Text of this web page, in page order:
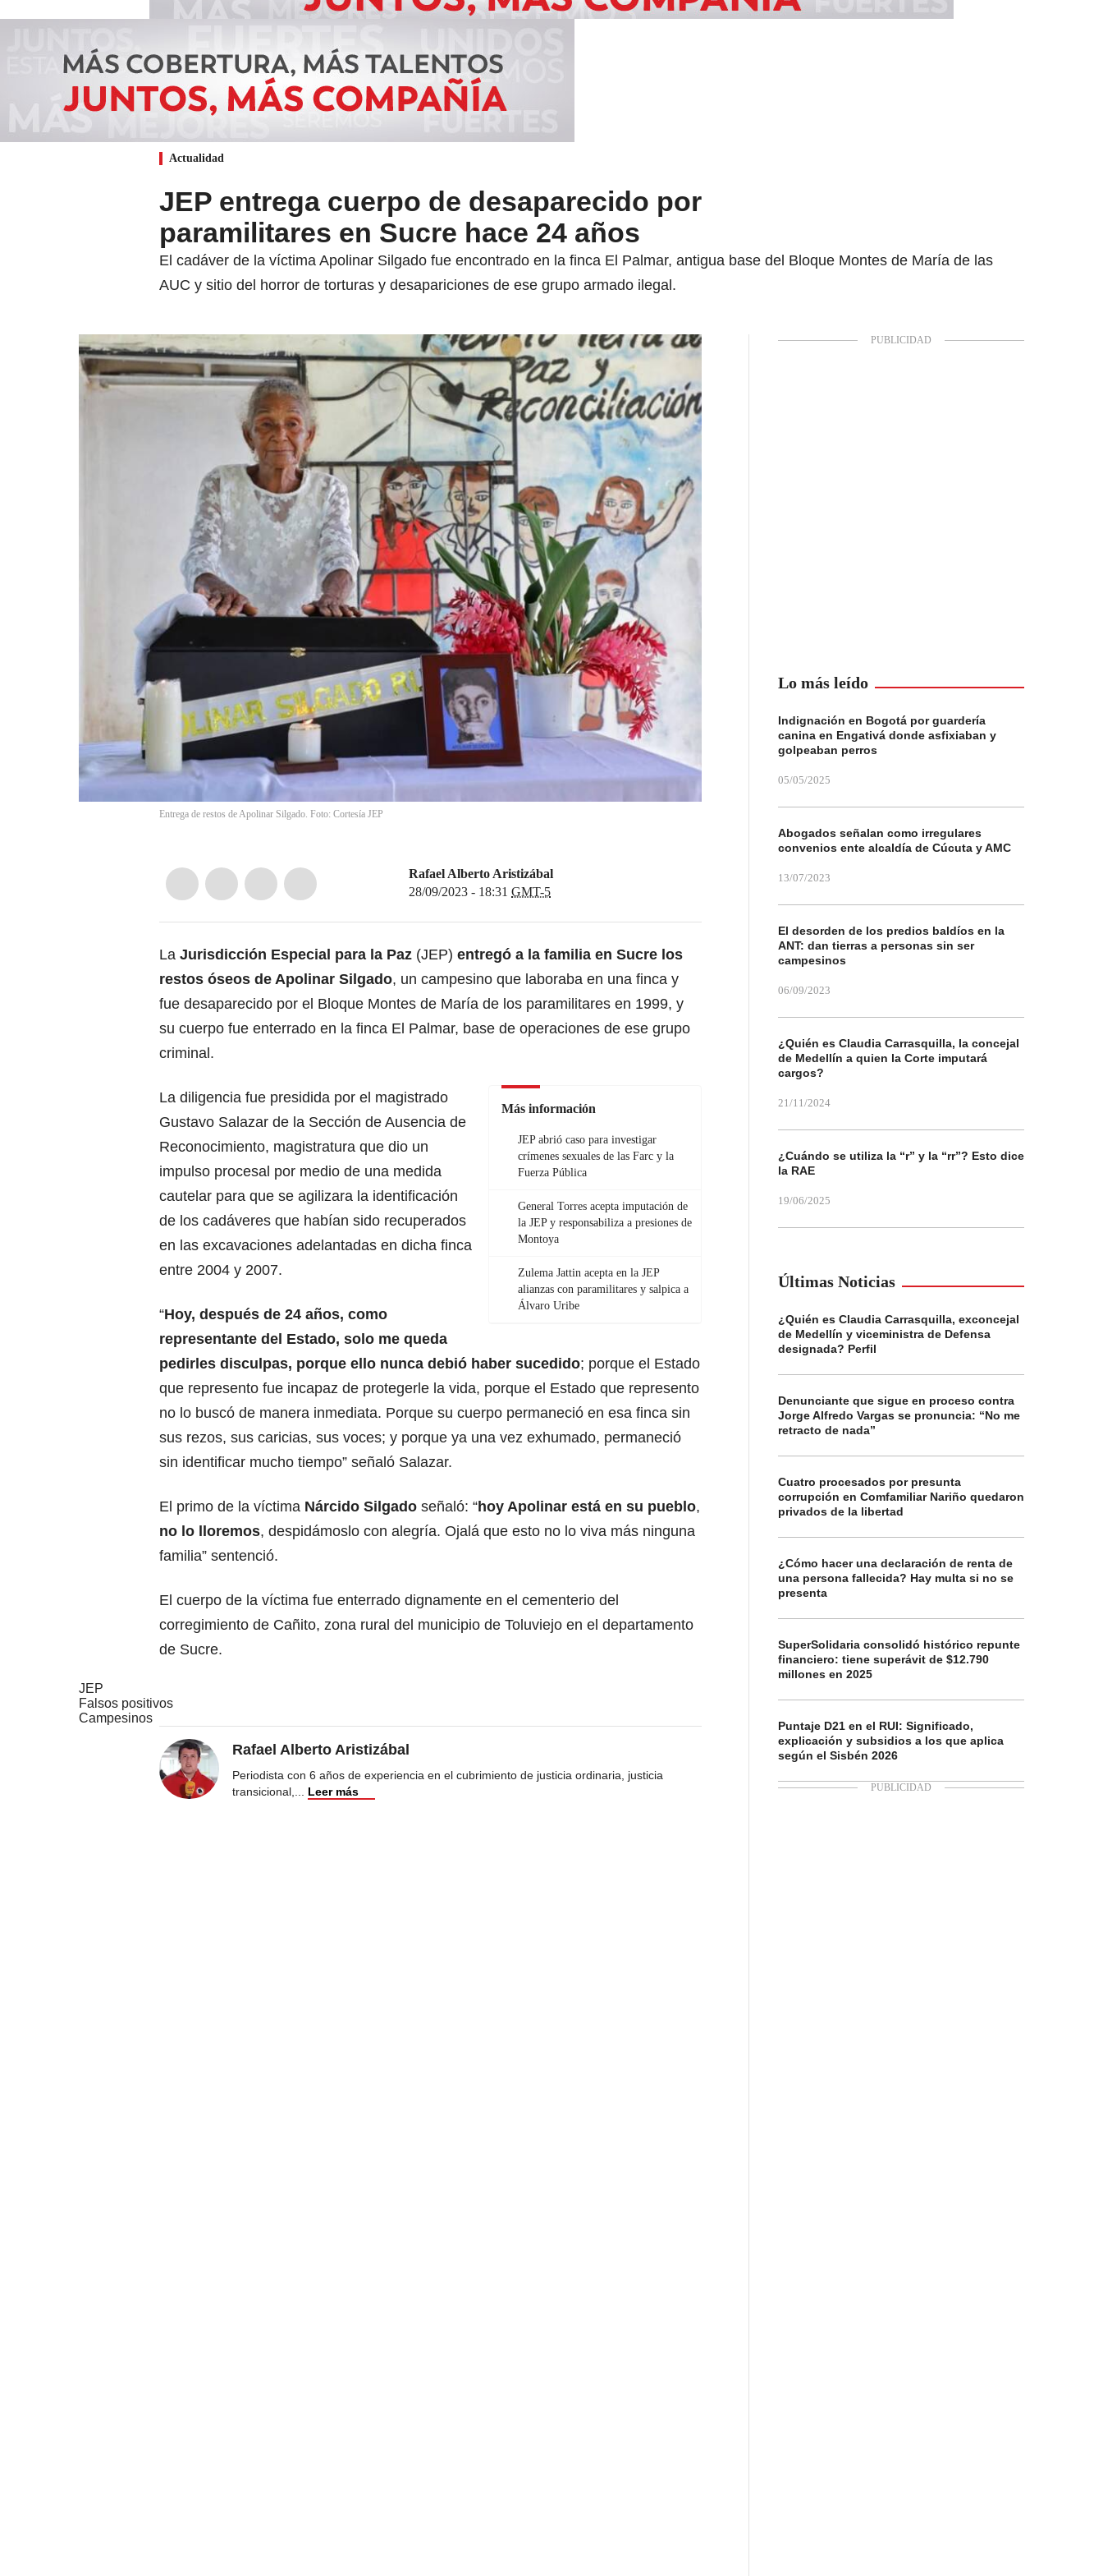
Actualidad
JEP entrega cuerpo de desaparecido por
paramilitares en Sucre hace 24 años
El cadáver de la víctima Apolinar Silgado fue encontrado en la finca El Palmar, antigua base del Bloque Montes de María de las
AUC y sitio del horror de torturas y desapariciones de ese grupo armado ilegal.
Entrega de restos de Apolinar Silgado. Foto: Cortesía JEP
Rafael Alberto Aristizábal
28/09/2023 - 18:31 GMT-5
La Jurisdicción Especial para la Paz (JEP) entregó a la familia en Sucre los
restos óseos de Apolinar Silgado, un campesino que laboraba en una finca y
fue desaparecido por el Bloque Montes de María de los paramilitares en 1999, y
su cuerpo fue enterrado en la finca El Palmar, base de operaciones de ese grupo
criminal.
Más información
JEP abrió caso para investigar
crímenes sexuales de las Farc y la
Fuerza Pública
General Torres acepta imputación de
la JEP y responsabiliza a presiones de
Montoya
Zulema Jattin acepta en la JEP
alianzas con paramilitares y salpica a
Álvaro Uribe
La diligencia fue presidida por el magistrado
Gustavo Salazar de la Sección de Ausencia de
Reconocimiento, magistratura que dio un
impulso procesal por medio de una medida
cautelar para que se agilizara la identificación
de los cadáveres que habían sido recuperados
en las excavaciones adelantadas en dicha finca
entre 2004 y 2007.
“Hoy, después de 24 años, como
representante del Estado, solo me queda
pedirles disculpas, porque ello nunca debió haber sucedido; porque el Estado
que represento fue incapaz de protegerle la vida, porque el Estado que represento
no lo buscó de manera inmediata. Porque su cuerpo permaneció en esa finca sin
sus rezos, sus caricias, sus voces; y porque ya una vez exhumado, permaneció
sin identificar mucho tiempo” señaló Salazar.
El primo de la víctima Nárcido Silgado señaló: “hoy Apolinar está en su pueblo,
no lo lloremos, despidámoslo con alegría. Ojalá que esto no lo viva más ninguna
familia” sentenció.
El cuerpo de la víctima fue enterrado dignamente en el cementerio del
corregimiento de Cañito, zona rural del municipio de Toluviejo en el departamento
de Sucre.
JEP
Falsos positivos
Campesinos
Rafael Alberto Aristizábal
Periodista con 6 años de experiencia en el cubrimiento de justicia ordinaria, justicia
transicional,... Leer más
Lo más leído
Indignación en Bogotá por guardería
canina en Engativá donde asfixiaban y
golpeaban perros
05/05/2025
Abogados señalan como irregulares
convenios ente alcaldía de Cúcuta y AMC
13/07/2023
El desorden de los predios baldíos en la
ANT: dan tierras a personas sin ser
campesinos
06/09/2023
¿Quién es Claudia Carrasquilla, la concejal
de Medellín a quien la Corte imputará
cargos?
21/11/2024
¿Cuándo se utiliza la “r” y la “rr”? Esto dice
la RAE
19/06/2025
Últimas Noticias
¿Quién es Claudia Carrasquilla, exconcejal
de Medellín y viceministra de Defensa
designada? Perfil
Denunciante que sigue en proceso contra
Jorge Alfredo Vargas se pronuncia: “No me
retracto de nada”
Cuatro procesados por presunta
corrupción en Comfamiliar Nariño quedaron
privados de la libertad
¿Cómo hacer una declaración de renta de
una persona fallecida? Hay multa si no se
presenta
SuperSolidaria consolidó histórico repunte
financiero: tiene superávit de $12.790
millones en 2025
Puntaje D21 en el RUI: Significado,
explicación y subsidios a los que aplica
según el Sisbén 2026